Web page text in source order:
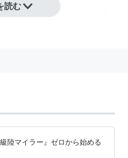
事」というしゃべり方
｀ヽ、
読む
陸マイラー』ゼロから始める